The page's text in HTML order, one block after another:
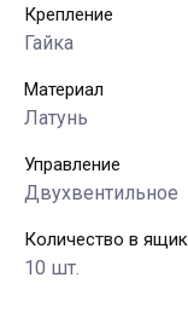
Крепление
Гайка
Материал
Латунь
Управление
Двухвентильное
Количество в
10 шт.